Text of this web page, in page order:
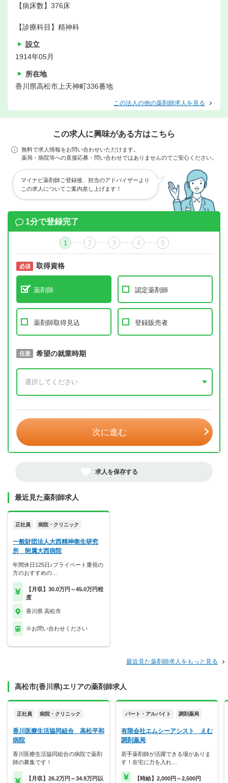
【病床数】376床
【診療科目】精神科
設立
1914年05月
所在地
香川県高松市上天神町336番地
この法人の他の薬剤師求人を見る
この求人に興味がある方はこちら
無料で求人情報をお問い合わせいただけます。
薬局・病院等への直接応募・問い合わせではありませんのでご安心ください。
マイナビ薬剤師ご登録後、担当のアドバイザーより
この求人についてご案内差し上げます！
1分で登録完了
1 2 3 4 5
必須 取得資格
薬剤師 認定薬剤師
薬剤師取得見込 登録販売者
必須 取得予定年
任意 希望の就業時期
次に進む
求人を保存する
最近見た薬剤師求人
正社員 病院・クリニック
一般財団法人大西精神衛生研究
所 附属大西病院
年間休日125日♪プライベート重視の
方のおすすめの…
【月収】30.0万円～45.0万円程
度
香川県 高松市
※お問い合わせください
最近見た薬剤師求人をもっと見る
高松市(香川県)エリアの薬剤師求人
正社員 病院・クリニック
香川医療生活協同組合 高松平和
病院
香川医療生活協同組合の病院で薬剤
師の募集です！
【月収】26.2万円～34.9万円以
パート・アルバイト 調剤薬局
有限会社エムシーアシスト えむ
調剤薬局
若手薬剤師が活躍できる場がありま
す！在宅に力を入れ…
【時給】2,000円～2,500円